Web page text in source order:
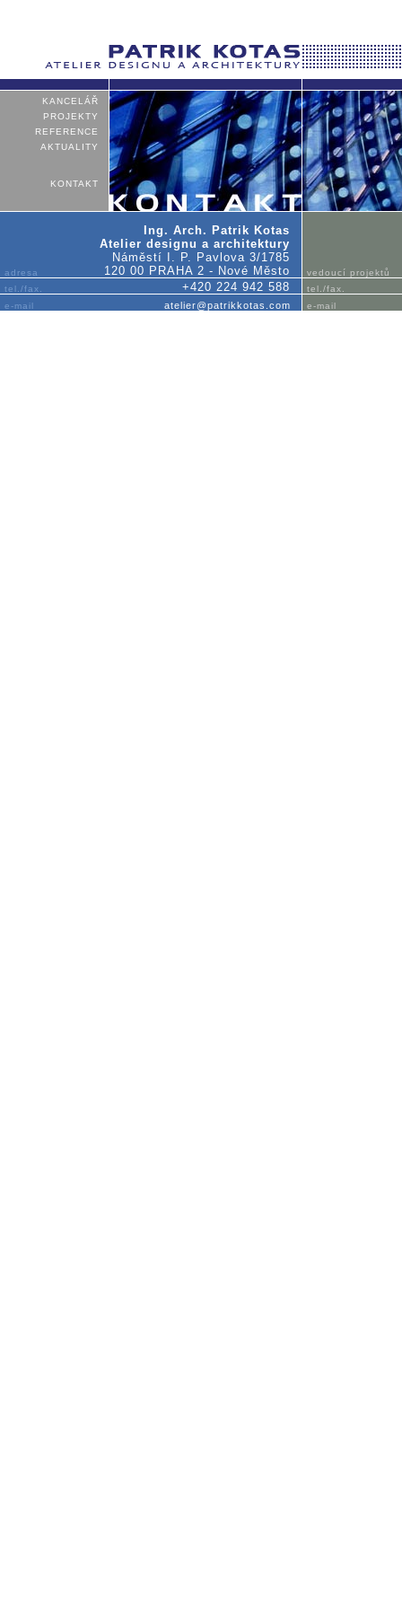
KANCELÁŘ
PROJEKTY
REFERENCE
AKTUALITY
KONTAKT
adresa
Ing. Arch. Patrik Kotas
Atelier designu a architektury
Náměstí I. P. Pavlova 3/1785
120 00 PRAHA 2 - Nové Město
tel./fax. +420 224 942 588
e-mail atelier@patrikkotas.com
vedoucí projektů
tel./fax.
e-mail